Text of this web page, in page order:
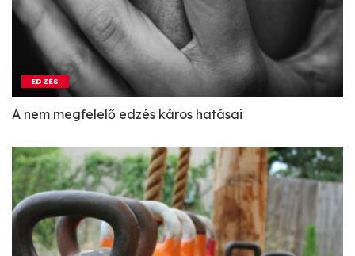
EDZÉS
A nem megfelelő edzés káros hatásai